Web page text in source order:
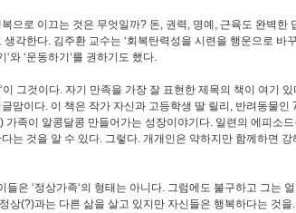
으로 이끄는 것은 무엇일까? 돈, 권력, 명예, 근육도 완벽한
각한다. 김주환 교수는 ‘회복탄력성을 시련을 행운으로 바
와 ‘운동하기‘를 권하기도 했다.
그것이다. 자기 만족을 가장 잘 표현한 제목의 책이 여기 있
맘이다. 이 책은 작가 자신과 고등학생 딸 릴리, 반려동물인
족이 알콩달콩 만들어가는 성장이야기다. 일련의 에피소
는 것을 알 수 있다. 그렇다. 개개인은 약하지만 함께하면
은 ‘정상가족‘의 형태는 아니다. 그럼에도 불구하고 그는
(?)과는 다른 삶을 살고 있지만 자신들은 행복하다는 것을.